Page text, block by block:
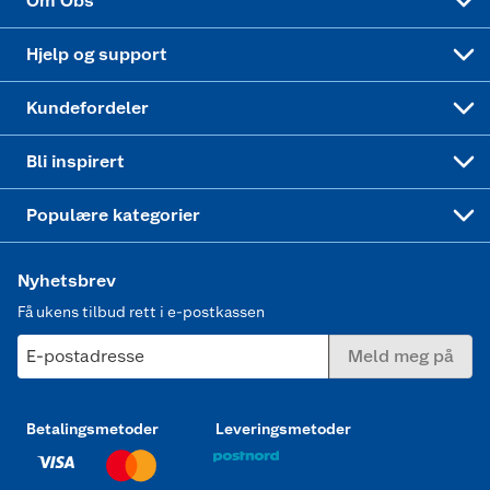
Hjelp og support
Kundefordeler
Bli inspirert
Populære kategorier
Nyhetsbrev
Få ukens tilbud rett i e-postkassen
E-postadresse Meld meg på
Betalingsmetoder Leveringsmetoder